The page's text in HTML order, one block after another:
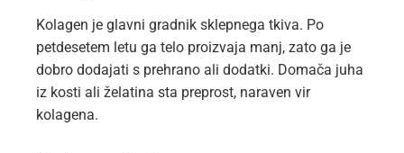
Kolagen je glavni gradnik sklepnega tkiva. Po
petdesetem letu ga telo proizvaja manj, zato ga je
dobro dodajati s prehrano ali dodatki. Domača juha
iz kosti ali želatina sta preprost, naraven vir
kolagena.